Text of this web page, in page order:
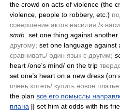
the crowd on acts of violence (the
violence, people to robbery, etc.)
совершение актов насилия /к
smth. set one thing against another
другому; set one language against
сравнивать/ один язык с другим;
heart /one's mind/ on the trip
set one's heart on a new dress (on
очень хотеть/ купить новое платье
the plan все его помыслы
плана || set him at odds with his